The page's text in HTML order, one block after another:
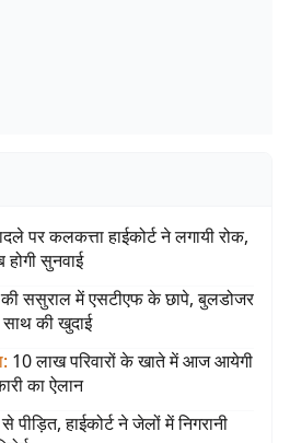
पर कलकत्ता हाईकोर्ट ने लगायी रोक,
सुनवाई
ससुराल में एसटीएफ के छापे, बुलडोजर
की खुदाई
: 10 लाख परिवारों के खाते में आज आयेगी
का ऐलान
पीड़ित, हाईकोर्ट ने जेलों में निगरानी